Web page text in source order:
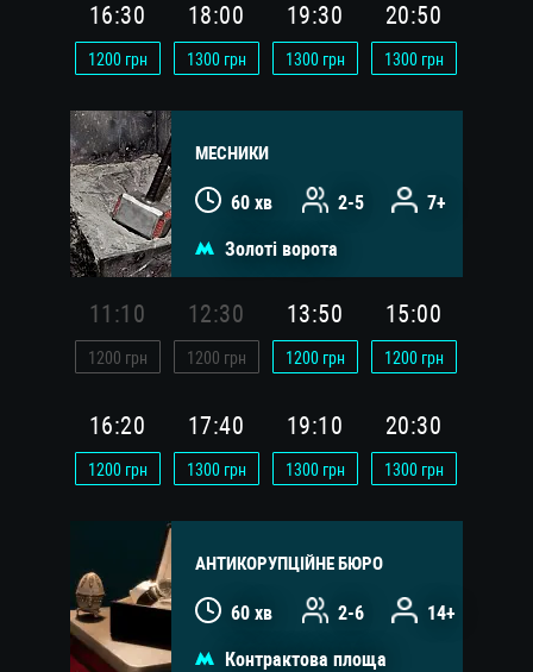
16:30
1200грн
18:00
1300грн
19:30
1300грн
20:50
1300грн
МЕСНИКИ
60 хв 2-5 7+
Золоті ворота
11:10
1200 грн
12:30
1200 грн
13:50
1200грн
15:00
1200грн
16:20
1200грн
17:40
1300грн
19:10
1300грн
20:30
1300грн
АНТИКОРУПЦІЙНЕ БЮРО
60 хв 2-6 14+
Контрактова площа